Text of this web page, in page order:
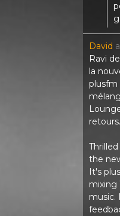
David
Ravi
la
plusfm
the
It's
mixing
music.